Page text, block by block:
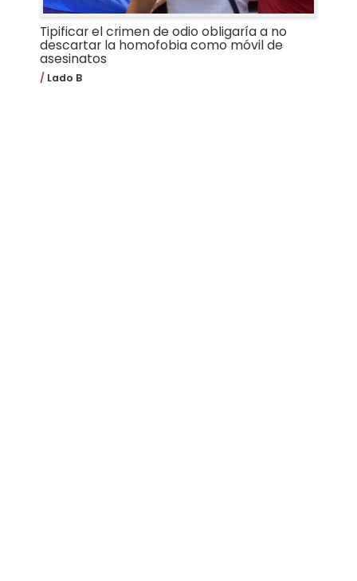
Tipificar el crimen de odio obligaría a no
descartar la homofobia como móvil de
asesinatos
Lado B